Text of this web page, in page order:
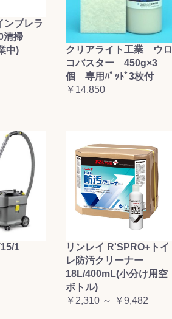
お買い物を続ける カートへ進む
ブレラ
掃
中)
クリアライト工業 ウロ
コバスター 450g×3
個 専用ﾊﾟｯﾄﾞ3枚付
￥14,850
1
リンレイ R'SPRO+トイ
レ防汚クリーナー
18L/400mL(小分け用空
ボトル)
￥2,310 ～ ￥9,482